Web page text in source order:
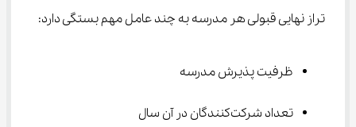
تراز نهایی قبولی هر مدرسه به چند عامل مهم بستگی دارد:
ظرفیت پذیرش مدرسه
تعداد شرکت‌کنندگان در آن سال